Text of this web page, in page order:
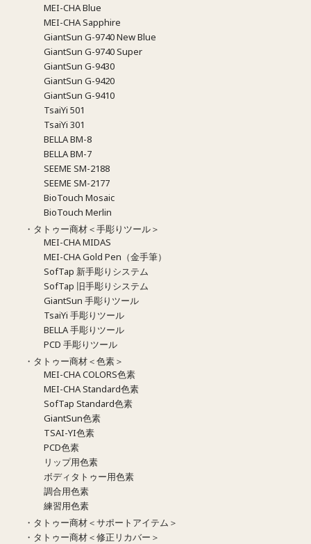
MEI-CHA Blue
MEI-CHA Sapphire
GiantSun G-9740 New Blue
GiantSun G-9740 Super
GiantSun G-9430
GiantSun G-9420
GiantSun G-9410
TsaiYi 501
TsaiYi 301
BELLA BM-8
BELLA BM-7
SEEME SM-2188
SEEME SM-2177
BioTouch Mosaic
BioTouch Merlin
・タトゥー商材＜手彫りツール＞
MEI-CHA MIDAS
MEI-CHA Gold Pen（金手筆）
SofTap 新手彫りシステム
SofTap 旧手彫りシステム
GiantSun 手彫りツール
TsaiYi 手彫りツール
BELLA 手彫りツール
PCD 手彫りツール
・タトゥー商材＜色素＞
MEI-CHA COLORS色素
MEI-CHA Standard色素
SofTap Standard色素
GiantSun色素
TSAI-YI色素
PCD色素
リップ用色素
ボディタトゥー用色素
調合用色素
練習用色素
・タトゥー商材＜サポートアイテム＞
・タトゥー商材＜修正リカバー＞